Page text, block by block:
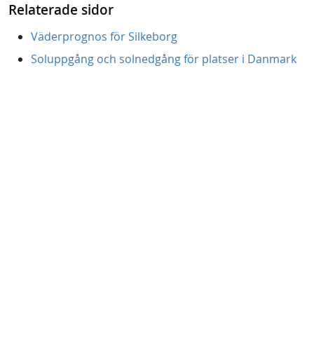
Relaterade sidor
Väderprognos för Silkeborg
Soluppgång och solnedgång för platser i Danmark